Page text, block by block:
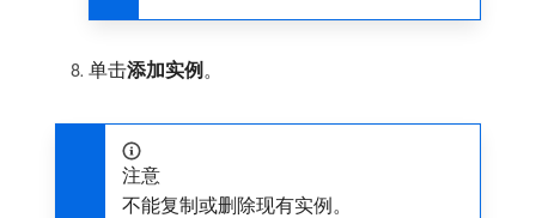
单击​添加实例。
注意
不能复制或删除现有实例。